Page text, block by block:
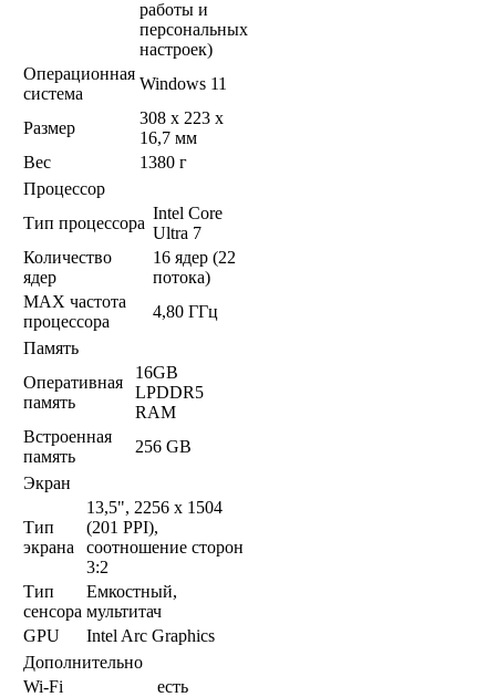
работы и
персональных
настроек)
Операционная
система
Windows 11
Размер
308 x 223 x
16,7 мм
Вес
1380 г
Процессор
Тип процессора
Intel Core
Ultra 7
Количество
ядер
16 ядер (22
потока)
MAX частота
процессора
4,80 ГГц
Память
Оперативная
память
16GB
LPDDR5
RAM
Встроенная
память
256 GB
Экран
Тип
экрана
13,5", 2256 x 1504
(201 PPI),
соотношение сторон
3:2
Тип
сенсора
Емкостный,
мультитач
GPU
Intel Arc Graphics
Дополнительно
Wi-Fi
есть